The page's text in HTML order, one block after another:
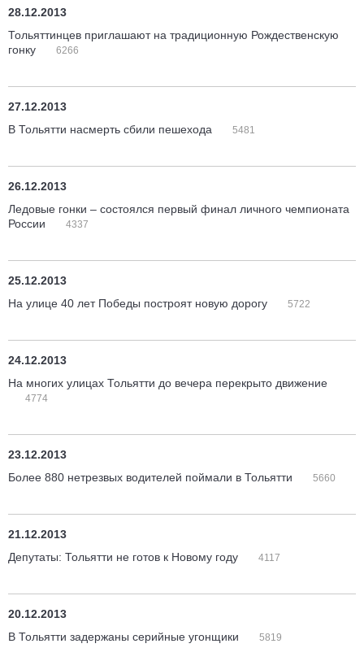
28.12.2013
Тольяттинцев приглашают на традиционную Рождественскую
гонку
6266
27.12.2013
В Тольятти насмерть сбили пешехода
5481
26.12.2013
Ледовые гонки – состоялся первый финал личного чемпионата
России
4337
25.12.2013
На улице 40 лет Победы построят новую дорогу
5722
24.12.2013
На многих улицах Тольятти до вечера перекрыто движение
4774
23.12.2013
Более 880 нетрезвых водителей поймали в Тольятти
5660
21.12.2013
Депутаты: Тольятти не готов к Новому году
4117
20.12.2013
В Тольятти задержаны серийные угонщики
5819